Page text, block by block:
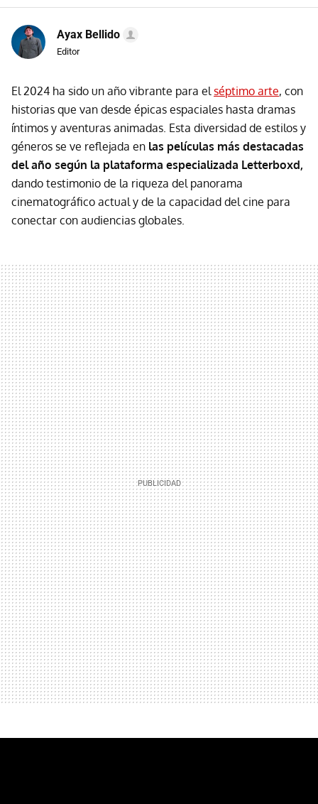
Ayax Bellido
Editor
El 2024 ha sido un año vibrante para elséptimo arte, con
historias que van desde épicas espaciales hasta dramas
íntimos y aventuras animadas. Esta diversidad de estilos y
géneros se ve reflejada en las películas más destacadas
del año según la plataforma especializada Letterboxd,
dando testimonio de la riqueza del panorama
cinematográfico actual y de la capacidad del cine para
conectar con audiencias globales.